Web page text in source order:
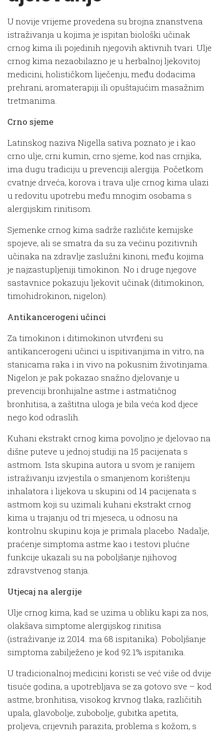
U novije vrijeme provedena su brojna znanstvena
istraživanja u kojima je ispitan biološki učinak
crnog kima ili pojedinih njegovih aktivnih tvari. Ulje
crnog kima nezaobilazno je u herbalnoj ljekovitoj
medicini, holističkom liječenju, među dodacima
prehrani, aromaterapiji ili opuštajućim masažnim
tretmanima.
Crno sjeme
Latinskog naziva Nigella sativa poznato je i kao
crno ulje, crni kumin, crno sjeme, kod nas crnjika,
ima dugu tradiciju u prevenciji alergija. Početkom
cvatnje drveća, korova i trava ulje crnog kima ulazi
u redovitu upotrebu među mnogim osobama s
alergijskim rinitisom.
Sjemenke crnog kima sadrže različite kemijske
spojeve, ali se smatra da su za većinu pozitivnih
učinaka na zdravlje zaslužni kinoni, među kojima
je najzastupljeniji timokinon. No i druge njegove
sastavnice pokazuju ljekovit učinak (ditimokinon,
timohidrokinon, nigelon).
Antikancerogeni učinci
Za timokinon i ditimokinon utvrđeni su
antikancerogeni učinci u ispitivanjima in vitro, na
stanicama raka i in vivo na pokusnim životinjama.
Nigelon je pak pokazao snažno djelovanje u
prevenciji bronhijalne astme i astmatičnog
bronhitisa, a zaštitna uloga je bila veća kod djece
nego kod odraslih.
Kuhani ekstrakt crnog kima povoljno je djelovao na
dišne puteve u jednoj studiji na 15 pacijenata s
astmom. Ista skupina autora u svom je ranijem
istraživanju izvjestila o smanjenom korištenju
inhalatora i lijekova u skupini od 14 pacijenata s
astmom koji su uzimali kuhani ekstrakt crnog
kima u trajanju od tri mjeseca, u odnosu na
kontrolnu skupinu koja je primala placebo. Nadalje,
praćenje simptoma astme kao i testovi plućne
funkcije ukazali su na poboljšanje njihovog
zdravstvenog stanja.
Utjecaj na alergije
Ulje crnog kima, kad se uzima u obliku kapi za nos,
olakšava simptome alergijskog rinitisa
(istraživanje iz 2014. ma 68 ispitanika). Poboljšanje
simptoma zabilježeno je kod 92.1% ispitanika.
U tradicionalnoj medicini koristi se već više od dvije
tisuće godina, a upotrebljava se za gotovo sve – kod
astme, bronhitisa, visokog krvnog tlaka, različitih
upala, glavobolje, zubobolje, gubitka apetita,
proljeva, crijevnih parazita, problema s kožom, s